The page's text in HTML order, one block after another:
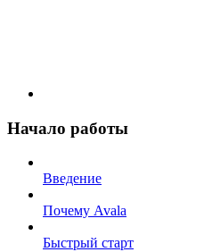
Начало работы
Введение
Почему Avala
Быстрый старт